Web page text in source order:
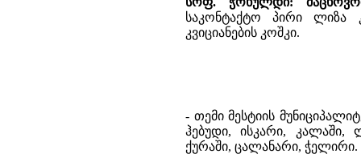
საკონტაქტო პირი ლიზა
კვიციანების კოშკი.
- თემი მესტიის
ჰებუდი, ისკარი,
ქურაში, ცალანარი, ჭელირი.